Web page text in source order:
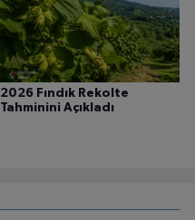
2026 Fındık Rekolte
Tahminini Açıkladı